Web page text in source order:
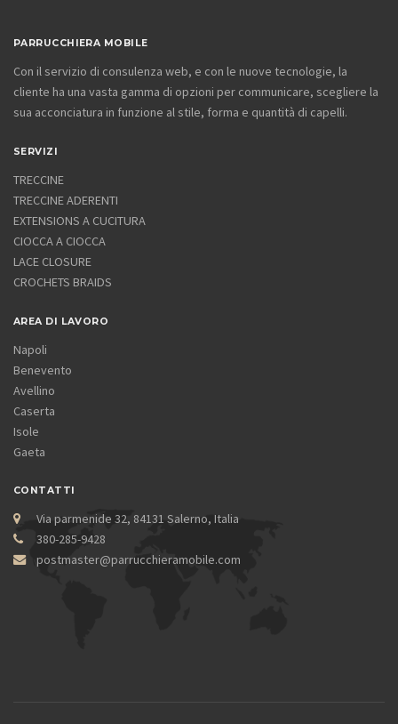
PARRUCCHIERA MOBILE
Con il servizio di consulenza web, e con le nuove tecnologie, la
cliente ha una vasta gamma di opzioni per communicare, scegliere la
sua acconciatura in funzione al stile, forma e quantità di capelli.
SERVIZI
TRECCINE
TRECCINE ADERENTI
EXTENSIONS A CUCITURA
CIOCCA A CIOCCA
LACE CLOSURE
CROCHETS BRAIDS
AREA DI LAVORO
Napoli
Benevento
Avellino
Caserta
Isole
Gaeta
CONTATTI
Via parmenide 32, 84131 Salerno, Italia
380-285-9428
postmaster@parrucchieramobile.com